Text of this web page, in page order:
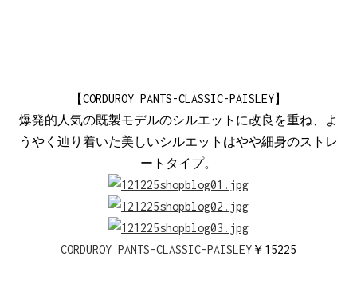
【CORDUROY PANTS-CLASSIC-PAISLEY】
爆発的人気の既製モデルのシルエットに改良を重ね、よ
うやく辿り着いた美しいシルエットはやや細身のストレ
ートタイプ。
CORDUROY PANTS-CLASSIC-PAISLEY ￥15225